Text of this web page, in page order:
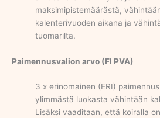
maksimipistemäärästä,
kalenterivuoden aikana ja
tuomarilta.
Paimennusvalion arvo (FI PVA)
3 x erinomainen (ERI)
ylimmästä luokasta vähintään
Lisäksi vaaditaan, että koiralla